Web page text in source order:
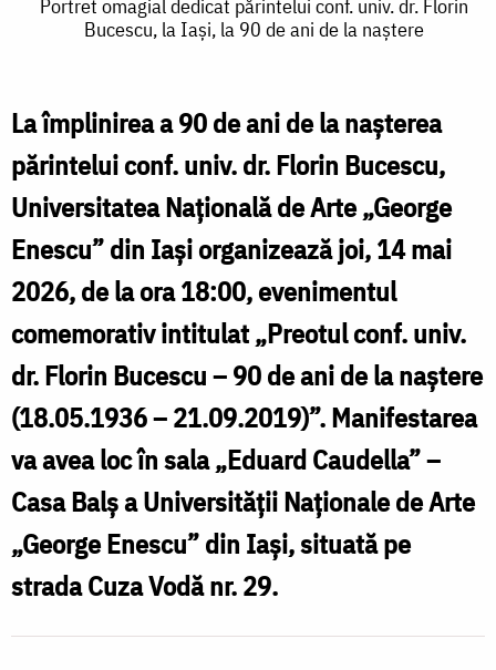
omagial
părintelui
conf.
univ.
Florin
Bucescu,
la
Iași,
la
90
de
ani
de
Portret omagial dedicat părintelui conf. univ. dr. Florin
Bucescu, la Iași, la 90 de ani de la naștere
La împlinirea a 90 de ani de la nașterea
părintelui conf. univ. dr. Florin Bucescu,
Universitatea Națională de Arte „George
Enescu” din Iași organizează joi, 14 mai
2026, de la ora 18:00, evenimentul
comemorativ intitulat „Preotul conf. univ.
dr. Florin Bucescu – 90 de ani de la naștere
(18.05.1936 – 21.09.2019)”. Manifestarea
va avea loc în sala „Eduard Caudella” –
Casa Balș a Universității Naționale de Arte
„George Enescu” din Iași, situată pe
strada Cuza Vodă nr. 29.